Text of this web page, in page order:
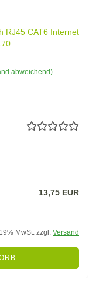
RJ45 CAT6 Internet
abweichend)
13,75 EUR
MwSt. zzgl. Versand